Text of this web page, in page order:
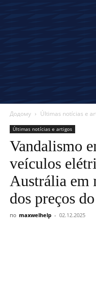
Додому Últimas notícias e
Últimas notícias e artigos
Vandalismo
veículos
Austrália em
dos preços
по maxwelhelp - 02.12.2025